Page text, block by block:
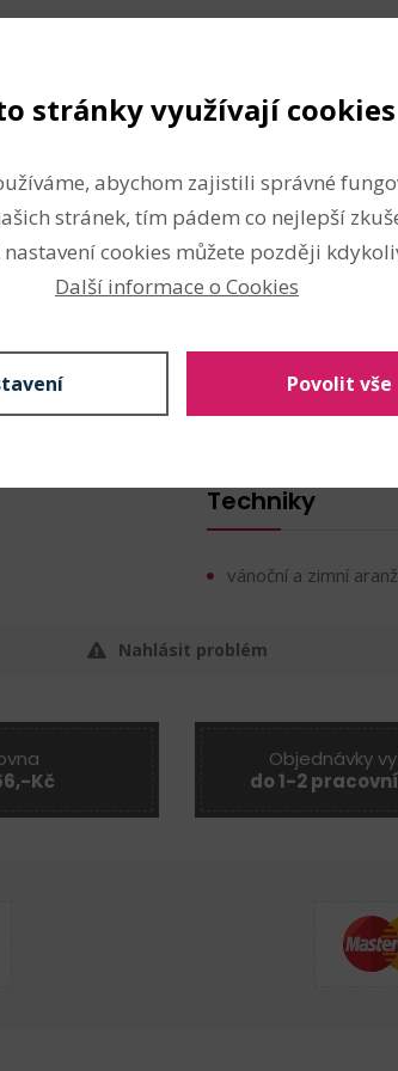
poutavě
Složení
překližka
překližka
Vlastnosti
Techniky
vánoční a zimní
Nahlásit problém
Kč
Objednávky
do 1-2
stránky využívají cookies
abychom zajistili správné
stránek, tím pádem co nejlepší
nastavení cookies můžete později
Další informace o Cookies
Povolit vše